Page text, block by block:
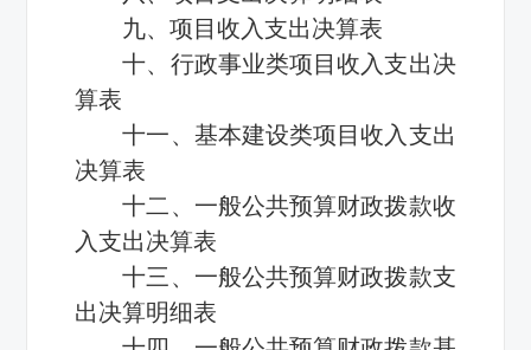
九、项目收入支出决算表
十、行政事业类项目收入支出决
算表
十一、基本建设类项目收入支出
决算表
十二、一般公共预算财政拨款收
入支出决算表
十三、一般公共预算财政拨款支
出决算明细表